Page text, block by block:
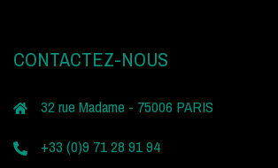
CONTACTEZ-NOUS
32 rue Madame - 75006 PARIS
+33 (0)9 71 28 91 94